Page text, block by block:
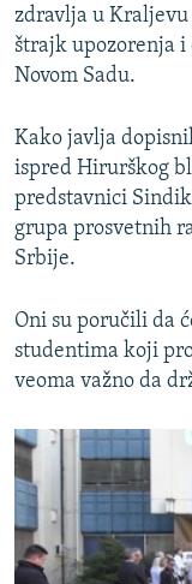
zdravlja u Kraljevu
štrajk upozorenja i
Novom Sadu.
Kako javlja
ispred Hirurškog
predstavnici
grupa prosvetnih
Srbije.
Oni su poručili da
studentima koji
veoma važno da